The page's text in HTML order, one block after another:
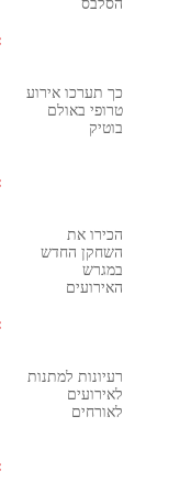
הסלבס
כך תערכו אירוע
טרופי באולם
בוטיק
הכירו את
השחקן החדש
במגרש
האירועים
רעיונות למתנות
לאירועים
לאורחים